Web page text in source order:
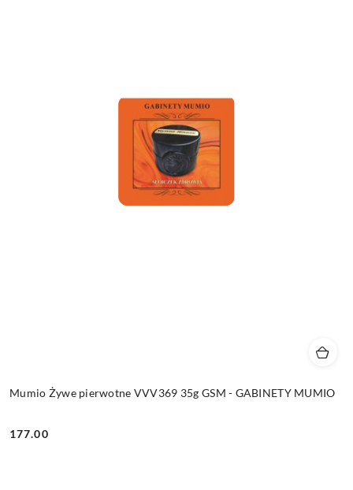
Mumio Żywe pierwotne VVV369 35g GSM - GABINETY MUMIO
Cena:
177.00